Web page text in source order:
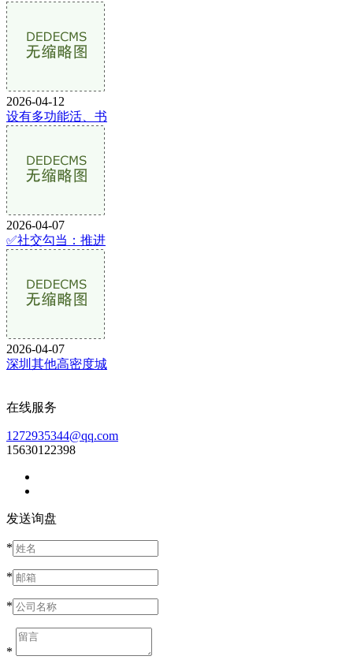
2026-04-12
设有多功能活、书
2026-04-07
✅社交勾当：推进
2026-04-07
深圳其他高密度城
在线服务
1272935344@qq.com
15630122398
发送询盘
*
*
*
*